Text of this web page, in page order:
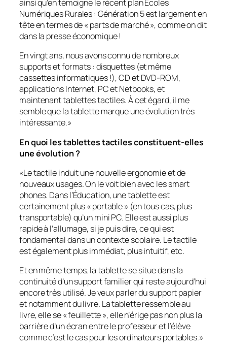
ainsi qu’en témoigne le récent plan Écoles
Numériques Rurales : Génération 5 est largement en
tête en termes de « parts de marché », comme on dit
dans la presse économique !
En vingt ans, nous avons connu de nombreux
supports et formats : disquettes (et même
cassettes informatiques !), CD et DVD-ROM,
applications Internet, PC et Netbooks, et
maintenant tablettes tactiles. À cet égard, il me
semble que la tablette marque une évolution très
intéressante.»
En quoi les tablettes tactiles constituent-elles
une évolution ?
«Le tactile induit une nouvelle ergonomie et de
nouveaux usages. On le voit bien avec les smart
phones. Dans l’Éducation, une tablette est
certainement plus « portable » (en tous cas, plus
transportable) qu’un mini PC. Elle est aussi plus
rapide à l’allumage, si je puis dire, ce qui est
fondamental dans un contexte scolaire. Le tactile
est également plus immédiat, plus intuitif, etc.
Et en même temps, la tablette se situe dans la
continuité d’un support familier qui reste aujourd’hui
encore très utilisé. Je veux parler du support papier
et notamment du livre. La tablette ressemble au
livre, elle se « feuillette », elle n’érige pas non plus la
barrière d’un écran entre le professeur et l’élève
comme c’est le cas pour les ordinateurs portables.»